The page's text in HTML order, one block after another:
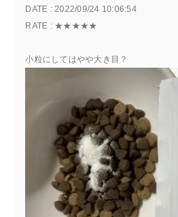
小粒にしてはやや大き目？
DATE : 2022/09/24 10:06:54
RATE : ★★★★★